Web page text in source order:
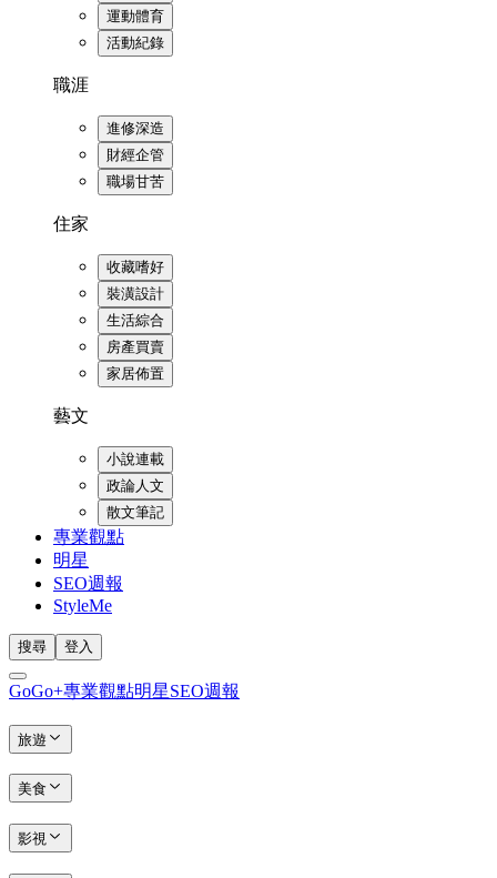
運動體育
活動紀錄
職涯
進修深造
財經企管
職場甘苦
住家
收藏嗜好
裝潢設計
生活綜合
房產買賣
家居佈置
藝文
小說連載
政論人文
散文筆記
專業觀點
明星
SEO週報
StyleMe
搜尋 登入
GoGo+專業觀點明星SEO週報
旅遊
美食
影視